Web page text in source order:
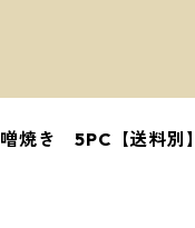
焼き 5PC【送料別】